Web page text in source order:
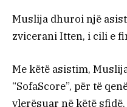
Muslija dhuroi një
zvicerani Itten, i cili e
Me këtë asistim,
“SofaScore”, për të
vlerësuar në këtë sfidë.